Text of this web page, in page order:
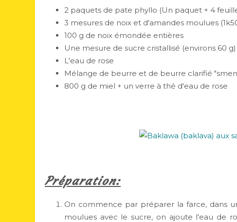
2 paquets de pate phyllo (Un paquet + 4
3 mesures de noix et d'amandes moulues
100 g de noix émondée entières
Une mesure de sucre cristallisé (environs 60 g)
L'eau de rose
Mélange de beurre et de beurre clarifié
800 g de miel + un verre à thé d'eau de rose
Préparation:
On commence par préparer la farce, dans
moulues avec le sucre, on ajoute l'eau de